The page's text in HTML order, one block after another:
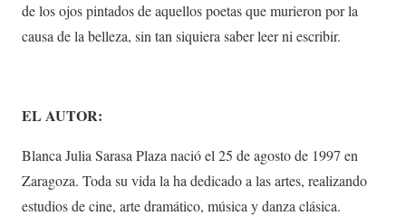
de los ojos pintados de aquellos poetas que murieron por la
causa de la belleza, sin tan siquiera saber leer ni escribir.
EL AUTOR:
Blanca Julia Sarasa Plaza nació el 25 de agosto de 1997 en
Zaragoza. Toda su vida la ha dedicado a las artes, realizando
estudios de cine, arte dramático, música y danza clásica.